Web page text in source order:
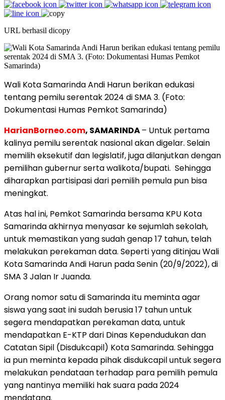
URL berhasil dicopy
Wali Kota Samarinda Andi Harun berikan edukasi
tentang pemilu serentak 2024 di SMA 3. (Foto:
Dokumentasi Humas Pemkot Samarinda)
HarianBorneo.com, SAMARINDA– Untuk pertama
kalinya pemilu serentak nasional akan digelar. Selain
memilih eksekutif dan legislatif, juga dilanjutkan dengan
pemilihan gubernur serta walikota/bupati. Sehingga
diharapkan partisipasi dari pemilih pemula pun bisa
meningkat.
Atas hal ini, Pemkot Samarinda bersama KPU Kota
Samarinda akhirnya menyasar ke sejumlah sekolah,
untuk memastikan yang sudah genap 17 tahun, telah
melakukan perekaman data. Seperti yang ditinjau Wali
Kota Samarinda Andi Harun pada Senin (20/9/2022), di
SMA 3 Jalan Ir Juanda.
Orang nomor satu di Samarinda itu meminta agar
siswa yang saat ini sudah berusia 17 tahun untuk
segera mendapatkan perekaman data, untuk
mendapatkan E-KTP dari Dinas Kependudukan dan
Catatan Sipil (Disdukcapil) Kota Samarinda. Sehingga
ia pun meminta kepada pihak disdukcapil untuk segera
melakukan pendataan terhadap para pemilih pemula
yang nantinya memiliki hak suara pada 2024
mendatang.